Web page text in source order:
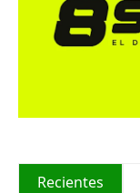
Recientes